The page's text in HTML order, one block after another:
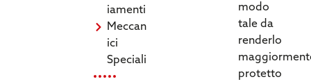
iamenti
Meccan
ici
Speciali
modo
tale da
renderlo
protetto